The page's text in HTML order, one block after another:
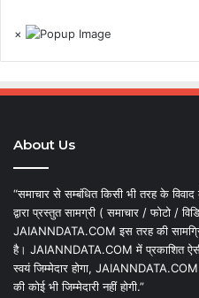
×
About Us
“समाचार से सम्बंधित किसी भी तरह के
द्वारा प्रस्तुत सामग्री ( समाचार / फोटो /
JAIANNDATA.COM इस तरह की
है। JAIANNDATA.COM में प्रकाशित
स्वयं जिम्मेदार होगा,
की कोई भी जिम्मेदारी नहीं होगी.”